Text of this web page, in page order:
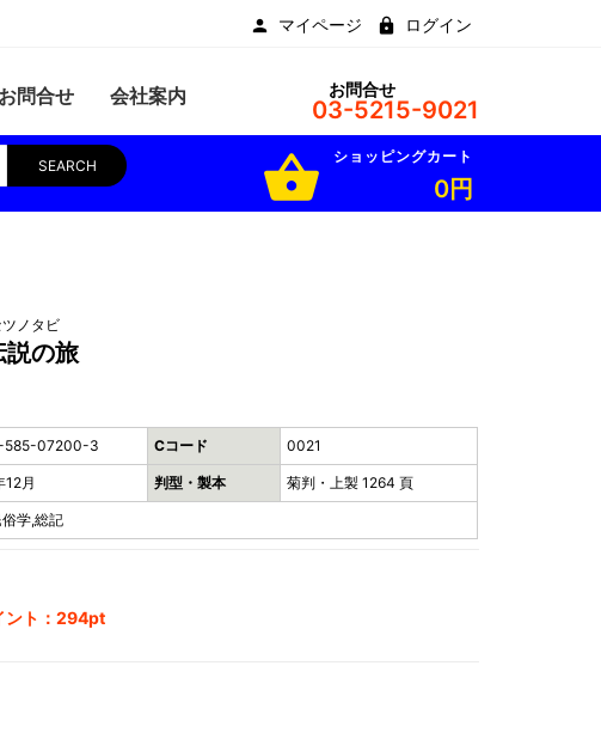
マイページ ログイン
お問合せ 会社案内 お問合せ
03-5215-9021
SEARCH shopping_basket ショッピングカート
0円
ノタビ
説の旅
585-07200-3 Cコード 0021
12月 判型・製本 菊判・上製 1264 頁
学,総記
ント：294pt